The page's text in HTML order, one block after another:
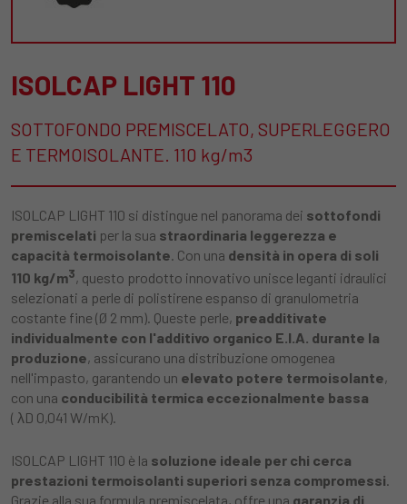
ISOLCAP LIGHT 110
SOTTOFONDO PREMISCELATO, SUPERLEGGERO
E TERMOISOLANTE. 110 kg/m3
ISOLCAP LIGHT 110 si distingue nel panorama dei sottofondi
premiscelati per la sua straordinaria leggerezza e
capacità termoisolante. Con una densità in opera di soli
110 kg/m3, questo prodotto innovativo unisce leganti idraulici
selezionati a perle di polistirene espanso di granulometria
costante fine (Ø 2 mm). Queste perle, preadditivate
individualmente con l'additivo organico E.I.A. durante la
produzione, assicurano una distribuzione omogenea
nell'impasto, garantendo un elevato potere termoisolante,
con una conducibilità termica eccezionalmente bassa
( λD 0,041 W/mK).
ISOLCAP LIGHT 110 è la soluzione ideale per chi cerca
prestazioni termoisolanti superiori senza compromessi.
Grazie alla sua formula premiscelata, offre una garanzia di